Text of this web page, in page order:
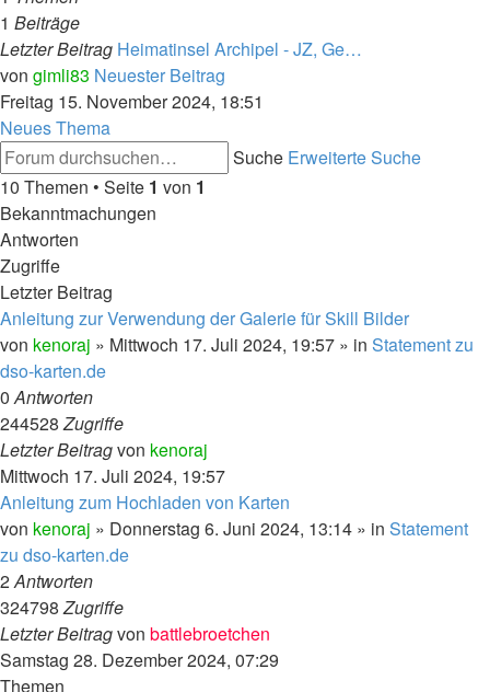
1 Beiträge
Letzter Beitrag Heimatinsel Archipel - JZ, Ge…
von gimli83 Neuester Beitrag
Freitag 15. November 2024, 18:51
Neues Thema
Suche Erweiterte Suche
10 Themen • Seite 1 von 1
Bekanntmachungen
Antworten
Zugriffe
Letzter Beitrag
Anleitung zur Verwendung der Galerie für Skill Bilder
von kenoraj » Mittwoch 17. Juli 2024, 19:57 » in Statement zu
dso-karten.de
0Antworten
244528Zugriffe
Letzter Beitragvon kenoraj
Mittwoch 17. Juli 2024, 19:57
Anleitung zum Hochladen von Karten
von kenoraj » Donnerstag 6. Juni 2024, 13:14 » in Statement
zu dso-karten.de
2Antworten
324798Zugriffe
Letzter Beitragvon battlebroetchen
Samstag 28. Dezember 2024, 07:29
Themen